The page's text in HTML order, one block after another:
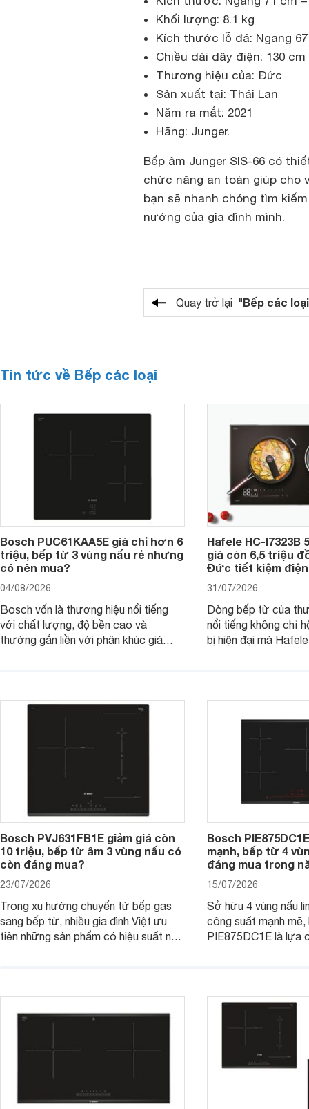
Khối lượng: 8.1 kg
Kích thước lỗ đá: Ngang
Chiều dài dây điện: 130 cm
Thương hiệu của: Đức
Sản xuất tại: Thái Lan
Năm ra mắt: 2021
Hãng: Junger.
Bếp âm Junger SIS-66 có
chức năng an toàn giúp cho
bạn sẽ nhanh chóng tìm
nướng của gia đình mình.
Quay trở lại "Bếp các
Tin tức về Bếp các loại
Bosch PUC61KAA5E giá chỉ hơn 6
triệu, bếp từ 3 vùng nấu rẻ nhưng
có nên mua?
04/08/2026
Bosch vốn là thương hiệu nổi tiếng
với chất lượng, độ bền cao và
thường gắn liền với phân khúc giá
đơn vị phân phối với mức giá khá dễ
tiếp cận, thu hút sự quan tâm của
Hafele HC-I7323B
giá còn 6,5 triệu
Đức tiết kiệm
31/07/2026
Dòng bếp từ của
nổi tiếng không chỉ
bị hiện đại mà
gia đình.
Bosch PVJ631FB1E giảm giá còn
10 triệu, bếp từ âm 3 vùng nấu có
còn đáng mua?
23/07/2026
Trong xu hướng chuyển từ bếp gas
sang bếp từ, nhiều gia đình Việt ưu
tiên những sản phẩm có hiệu suất nấu
mẫu bếp đáp ứng tốt các tiêu chí này.
Bosch
mạnh, bếp từ 4
đáng mua trong
15/07/2026
Sở hữu 4 vùng nấu
công suất mạnh
PIE875DC1E là lựa